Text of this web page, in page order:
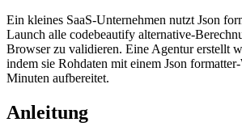
Ein kleines SaaS-Unternehmen nutzt Json
Launch alle codebeautify alternative-
Browser zu validieren. Eine Agentur erstellt
indem sie Rohdaten mit einem Json
Minuten aufbereitet.
Anleitung